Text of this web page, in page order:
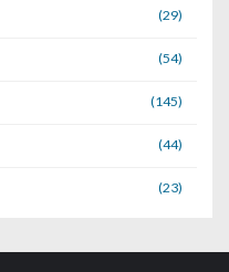
(29)
(54)
(145)
(44)
(23)